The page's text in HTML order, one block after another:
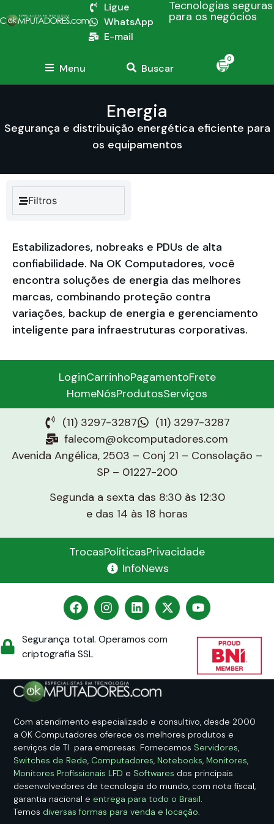
Ligue
WhatsApp
E-mail
Tecnologias seguras
para os negócios
Menu Buscar
0
Energia
Segurança e distribuição energética eficiente para
os equipamentos
Filtros
Estabilizadores, nobreaks e PDUs de alta
confiabilidade. Na OK Computadores, você
encontra soluções de energia das melhores
marcas, combinando proteção contra
variações, backup de energia e gerenciamento
inteligente para infraestruturas corporativas.
LoginCarrinhoPagamentoFrete
HomeNósProdutosServiços
(11) 3297-3287
(11) 3297-3287
falecom@okcomputadores.com
Avenida Angélica, 2503 – Conj 21 – Consolação –
SP – 01227-200
Segunda a sexta das 8:30 às 12:30
e das 14 às 18 horas
TrocasPolíticasPrivacidade
InfoNews
Segurança total. Operamos com
criptografia SSL
Com atendimento especializado e consultivo, desde 2000
a OK Computadores oferece os melhores produtos e
serviços de TI para empresas. Fornecemos Servidores,
Switches de Rede, Computadores, Notebooks, Monitores,
Monitores Profissionais LFD e Softwares dos principais
desenvolvedores de tecnologia do mundo, com nota fiscal,
garantia nacional e entrega para todo o Brasil.
Temos diversas formas para venda e locação.